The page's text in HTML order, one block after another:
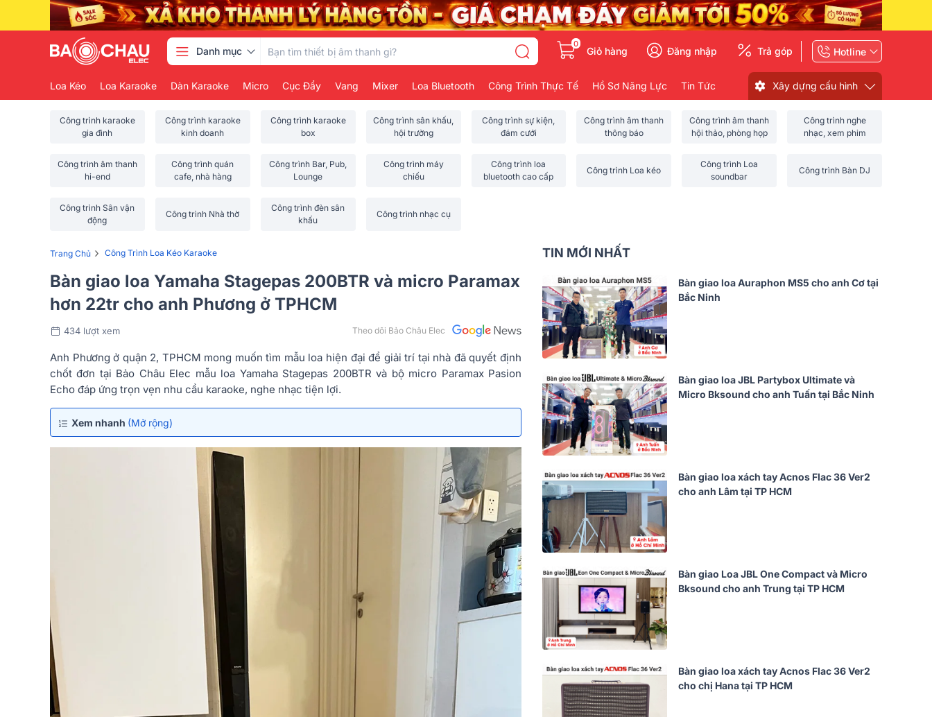
Danh mục
0
Giỏ hàng Đăng nhập Trả góp Hotline
Loa Kéo Loa Karaoke Dàn Karaoke Micro Cục Đẩy Vang Mixer Loa Bluetooth Công Trình Thực Tế Hồ Sơ Năng Lực Tin Tức Xây dựng cấu hình
Công trình karaoke
gia đình
Công trình karaoke
kinh doanh
Công trình karaoke
box
Công trình sân khấu,
hội trường
Công trình sự kiện,
đám cưới
Công trình âm thanh
thông báo
Công trình âm thanh
hội thảo, phòng họp
Công trình nghe
nhạc, xem phim
Công trình âm thanh
hi-end
Công trình quán
cafe, nhà hàng
Công trình Bar, Pub,
Lounge
Công trình máy
chiếu
Công trình loa
bluetooth cao cấp
Công trình Loa kéo
Công trình Loa
soundbar
Công trình Bàn DJ
Công trình Sân vận
động
Công trình Nhà thờ
Công trình đèn sân
khấu
Công trình nhạc cụ
Trang Chủ › Công Trình Loa Kéo Karaoke
Bàn giao loa Yamaha Stagepas 200BTR và micro Paramax
hơn 22tr cho anh Phương ở TPHCM
434 lượt xem Theo dõi Bảo Châu Elec
Anh Phương ở quận 2, TPHCM mong muốn tìm mẫu loa hiện đại để giải trí tại nhà đã quyết định
chốt đơn tại Bảo Châu Elec mẫu loa Yamaha Stagepas 200BTR và bộ micro Paramax Pasion
Echo đáp ứng trọn vẹn nhu cầu karaoke, nghe nhạc tiện lợi.
Xem nhanh (Mở rộng)
TIN MỚI NHẤT
Bàn giao loa Auraphon MS5 cho anh Cơ tại
Bắc Ninh
Bàn giao loa JBL Partybox Ultimate và
Micro Bksound cho anh Tuấn tại Bắc Ninh
Bàn giao loa xách tay Acnos Flac 36 Ver2
cho anh Lâm tại TP HCM
Bàn giao Loa JBL One Compact và Micro
Bksound cho anh Trung tại TP HCM
Bàn giao loa xách tay Acnos Flac 36 Ver2
cho chị Hana tại TP HCM